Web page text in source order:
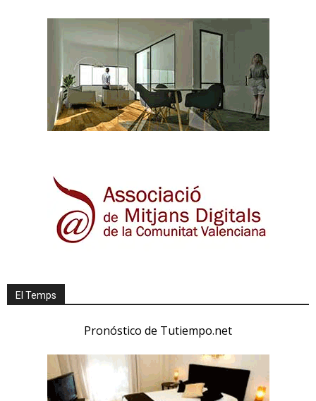
El Temps
Pronóstico de Tutiempo.net